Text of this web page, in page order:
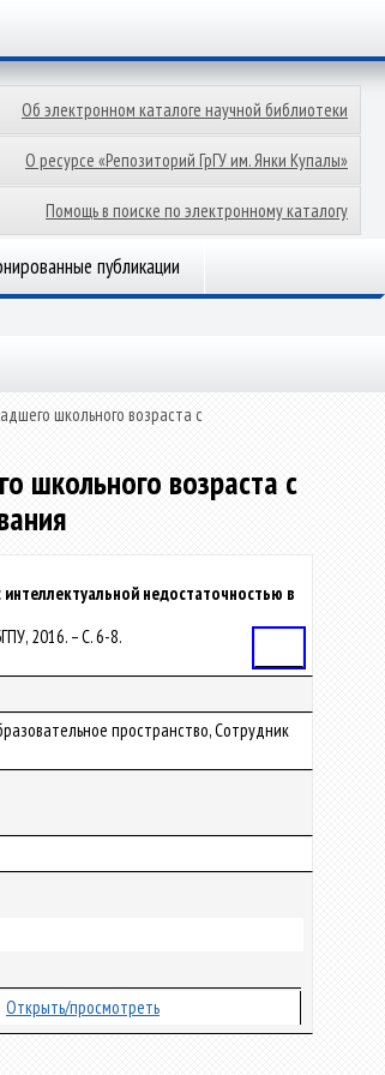
Об электронном каталоге научной библиотеки
О ресурсе «Репозиторий ГрГУ им. Янки Купалы»
Помощь в поиске по электронному каталогу
публикации
школьного возраста с
школьного возраста с
недостаточностью в
2016. – С. 6-8.
пространство, Сотрудник
Открыть/просмотреть